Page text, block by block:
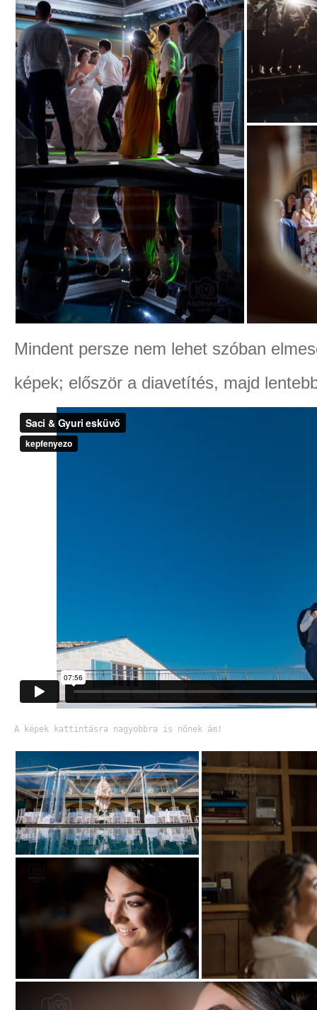
Mindent persze nem lehet szóban
képek; először a diavetítés, majd
A képek kattintásra nagyobbra is nőnek ám!